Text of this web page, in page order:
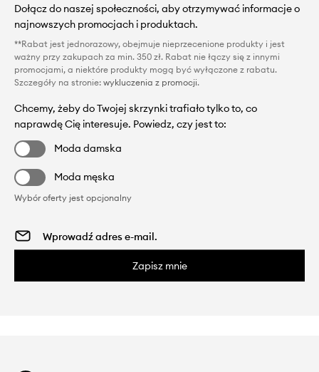
Dołącz do naszej społeczności, aby otrzymywać informacje o
najnowszych promocjach i produktach.
**Rabat jest jednorazowy, obejmuje nieprzecenione produkty i jest
ważny przy zakupach za min. 350 zł. Rabat nie łączy się z innymi
promocjami, a niektóre produkty mogą być wyłączone z rabatu.
Szczegóły na stronie: wykluczenia z promocji.
Chcemy, żeby do Twojej skrzynki trafiało tylko to, co
naprawdę Cię interesuje. Powiedz, czy jest to:
Moda damska
Moda męska
Wybór oferty jest opcjonalny
Zapisz mnie